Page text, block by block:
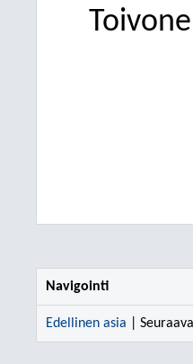
Navigointi
Edellinen asia |